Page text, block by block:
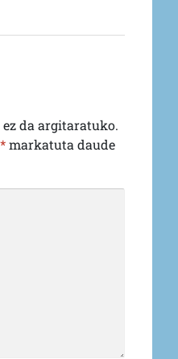
ez da argitaratuko.
*markatuta daude